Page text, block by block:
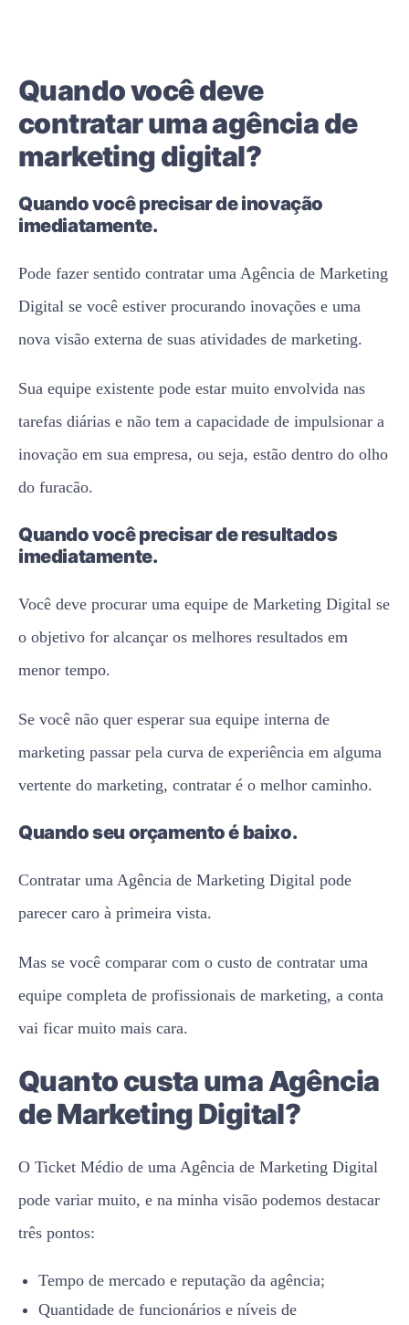
Quando você deve
contratar uma agência de
marketing digital?
Quando você precisar de inovação
imediatamente.
Pode fazer sentido contratar uma Agência de Marketing
Digital se você estiver procurando inovações e uma
nova visão externa de suas atividades de marketing.
Sua equipe existente pode estar muito envolvida nas
tarefas diárias e não tem a capacidade de impulsionar a
inovação em sua empresa, ou seja, estão dentro do olho
do furacão.
Quando você precisar de resultados
imediatamente.
Você deve procurar uma equipe de Marketing Digital se
o objetivo for alcançar os melhores resultados em
menor tempo.
Se você não quer esperar sua equipe interna de
marketing passar pela curva de experiência em alguma
vertente do marketing, contratar é o melhor caminho.
Quando seu orçamento é baixo.
Contratar uma Agência de Marketing Digital pode
parecer caro à primeira vista.
Mas se você comparar com o custo de contratar uma
equipe completa de profissionais de marketing, a conta
vai ficar muito mais cara.
Quanto custa uma Agência
de Marketing Digital?
O Ticket Médio de uma Agência de Marketing Digital
pode variar muito, e na minha visão podemos destacar
três pontos:
Tempo de mercado e reputação da agência;
Quantidade de funcionários e níveis de